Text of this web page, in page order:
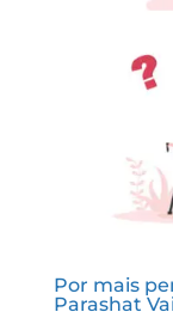
Por mais
Parashat